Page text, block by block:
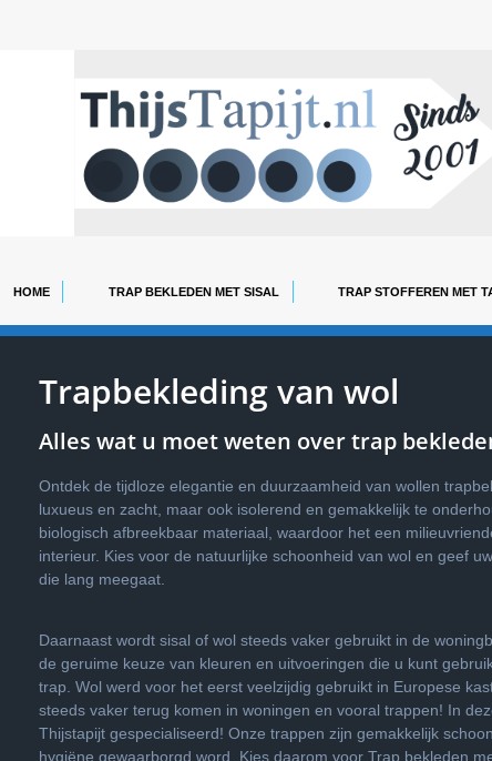
HOME TRAP BEKLEDEN MET SISAL TRAP STOFFEREN MET
Trapbekleding van wol
Alles wat u moet weten over trap
Ontdek de tijdloze elegantie en duurzaamheid van wollen
luxueus en zacht, maar ook isolerend en gemakkelijk te
biologisch afbreekbaar materiaal, waardoor het een
interieur. Kies voor de natuurlijke schoonheid van wol en geef
die lang meegaat.
Daarnaast wordt sisal of wol steeds vaker gebruikt in de
de geruime keuze van kleuren en uitvoeringen die u kunt
trap. Wol werd voor het eerst veelzijdig gebruikt in Europese
steeds vaker terug komen in woningen en vooral trappen! In
Thijstapijt gespecialiseerd! Onze trappen zijn gemakkelijk
hygiëne gewaarborgd word. Kies daarom voor Trap bekleden